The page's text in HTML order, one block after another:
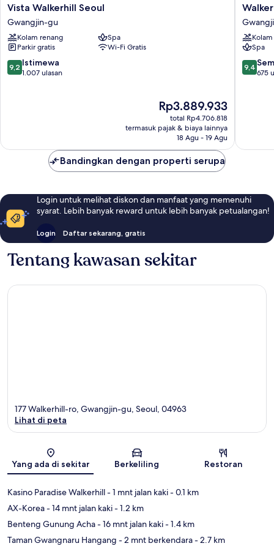
Vista
Walkerhill
Seoul
Gwangjin-
gu
Vista Walkerhill Seoul
Gwangjin-gu
Kolam renang
Spa
Parkir gratis
Wi-Fi Gratis
9.2
dari
9,2 Istimewa
1.007 ulasan
Harga
sekarang
Rp3.889.933
Rp3.889.933
total Rp4.706.818
termasuk pajak & biaya lainnya
18 Agu - 19 Agu
Douglas
House
guSpa
9.4
dari
9,4
675
Bandingkan dengan properti serupa
Login untuk melihat diskon dan manfaat yang memenuhi
syarat. Lebih banyak reward untuk lebih banyak petualangan!
Login Daftar sekarang, gratis
Tentang kawasan sekitar
Peta
177 Walkerhill-ro, Gwangjin-gu, Seoul, 04963
Lihat di peta
Yang ada di sekitar Berkeliling Restoran
Kasino Paradise Walkerhill- 1 mnt jalan kaki- 0.1 km
AX-Korea- 14 mnt jalan kaki- 1.2 km
Benteng Gunung Acha- 16 mnt jalan kaki- 1.4 km
Taman Gwangnaru Hangang - 2 mnt berkendara- 2.7 km